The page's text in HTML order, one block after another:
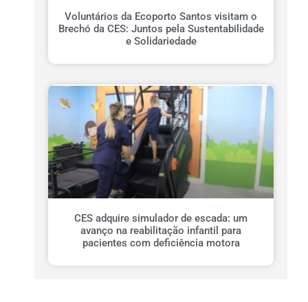
Voluntários da Ecoporto Santos visitam o
Brechó da CES: Juntos pela Sustentabilidade
e Solidariedade
CES adquire simulador de escada: um
avanço na reabilitação infantil para
pacientes com deficiência motora